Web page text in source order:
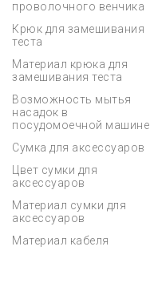
проволочного венчика
Крюк для замешивания
теста
Материал крюка для
замешивания теста
Возможность мытья
насадок в
посудомоечной машине
Сумка для аксессуаров
Цвет сумки для
аксессуаров
Материал сумки для
аксессуаров
Материал кабеля